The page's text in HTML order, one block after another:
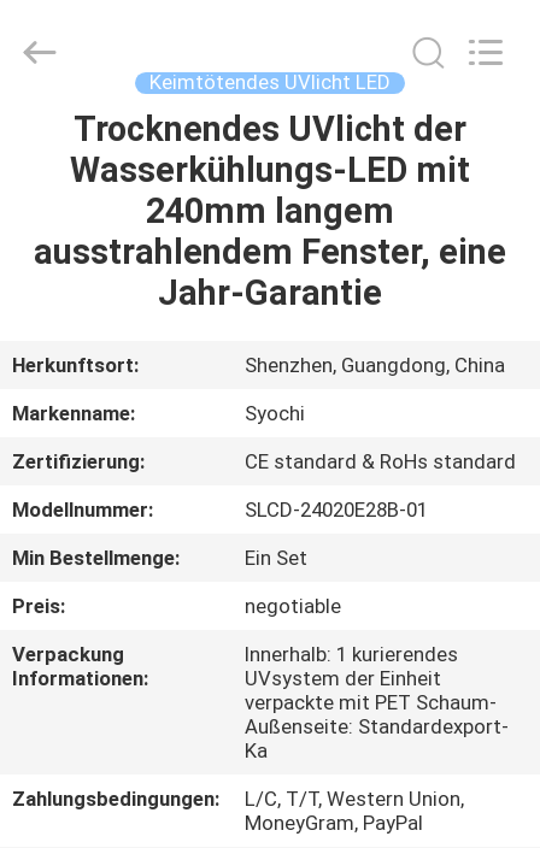
HAUS
PRODUKTE
FABRIK-
QUALITÄTSKONTROLLE
TRETEN
SIE
MIT
VERBINDUNG
Electronics
Keimtötendes UVlicht LED
Trocknendes UVlicht der
Wasserkühlungs-LED mit
240mm langem
ausstrahlendem Fenster, eine
Jahr-Garantie
Herkunftsort:
Shenzhen, Guangdong, China
Markenname:
Syochi
Zertifizierung:
CE standard & RoHs standard
Modellnummer:
SLCD-24020E28B-01
Min Bestellmenge:
Ein Set
Preis:
negotiable
Verpackung
Informationen:
Innerhalb: 1 kurierendes
UVsystem der Einheit
verpackte mit PET Schaum-
Außenseite: Standardexport-
Ka
Zahlungsbedingungen:
L/C, T/T, Western Union,
MoneyGram, PayPal